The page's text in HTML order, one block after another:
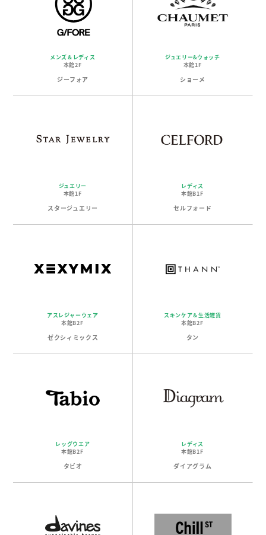
メンズ＆レディス
本館2F
ジーフォア
ジュエリー&ウォッチ
本館1F
ショーメ
ジュエリー
本館1F
スタージュエリー
レディス
本館B1F
セルフォード
アスレジャーウェア
本館B2F
ゼクシィミックス
スキンケア＆生活雑貨
本館B2F
タン
レッグウエア
本館B2F
タビオ
レディス
本館B1F
ダイアグラム